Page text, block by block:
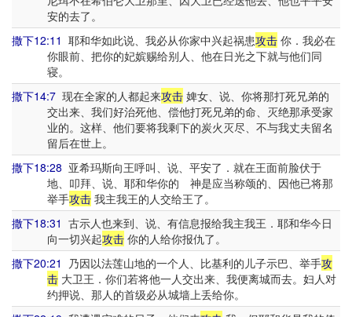
安的去了。
撒下12:11 耶和华如此说、我必从你家中兴起祸患攻击 你．我必在
你眼前、把你的妃嫔赐给别人、他在日光之下就与他们同
寝。
撒下14:7 现在全家的人都起来攻击 婢女、说、你将那打死兄弟的
交出来、我们好治死他、偿他打死兄弟的命、灭绝那承受家
业的。这样、他们要将我剩下的炭火灭尽、不与我丈夫留名
留后在世上。
撒下18:28 亚希玛斯向王呼叫、说、平安了．就在王面前脸伏于
地、叩拜、说、耶和华你的 神是应当称颂的、因他已将那
举手攻击我主我王的人交给王了。
撒下18:31 古示人也来到、说、有信息报给我主我王．耶和华今日
向一切兴起攻击你的人给你报仇了。
撒下20:21
乃因以法莲山地的一个人、比基利的儿子示巴、举手攻
击大卫王．你们若将他一人交出来、我便离城而去。妇人对
约押说、那人的首级必从城墙上丢给你。